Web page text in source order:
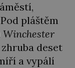
pláštěm
Winchester
zhruba deset
a vypálí